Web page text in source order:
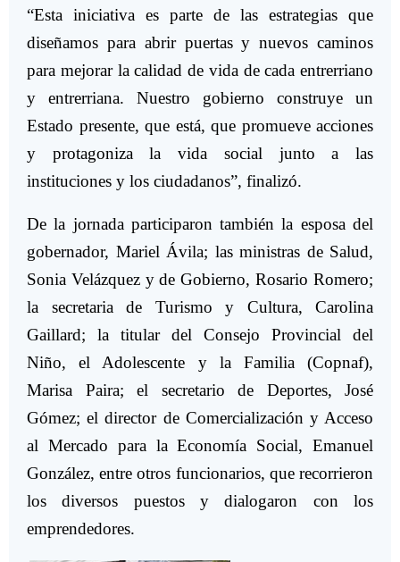
“Esta iniciativa es parte de las estrategias que
diseñamos para abrir puertas y nuevos caminos
para mejorar la calidad de vida de cada entrerriano
y entrerriana. Nuestro gobierno construye un
Estado presente, que está, que promueve acciones
y protagoniza la vida social junto a las
instituciones y los ciudadanos”, finalizó.
De la jornada participaron también la esposa del
gobernador, Mariel Ávila; las ministras de Salud,
Sonia Velázquez y de Gobierno, Rosario Romero;
la secretaria de Turismo y Cultura, Carolina
Gaillard; la titular del Consejo Provincial del
Niño, el Adolescente y la Familia (Copnaf),
Marisa Paira; el secretario de Deportes, José
Gómez; el director de Comercialización y Acceso
al Mercado para la Economía Social, Emanuel
González, entre otros funcionarios, que recorrieron
los diversos puestos y dialogaron con los
emprendedores.